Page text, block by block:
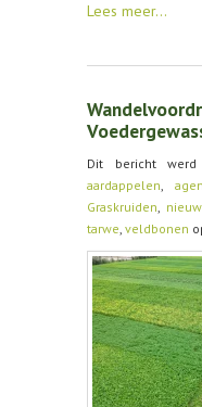
Lees meer…
Dit bericht
aardappelen,
Graskruiden,
tarwe, veldbonen